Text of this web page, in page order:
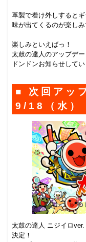
革製で着け外しするとギ
味が出てくるのが楽しみ
楽しみといえばっ！
太鼓の達人のアップデ
ドンドンお知らせして
■ 次回アッ
9/18（水）
太鼓の達人 ニジイロ
決定！